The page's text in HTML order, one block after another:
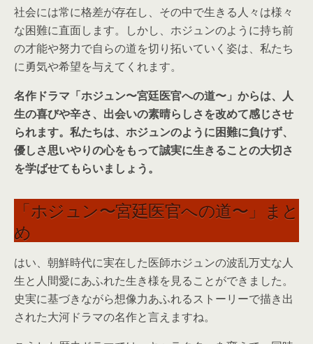
社会には常に格差が存在し、その中で生きる人々は様々
な困難に直面します。しかし、ホジュンのように持ち前
の才能や努力で自らの道を切り拓いていく姿は、私たち
に勇気や希望を与えてくれます。
名作ドラマ「ホジュン〜宮廷医官への道〜」からは、人
生の喜びや辛さ、出会いの素晴らしさを改めて感じさせ
られます。私たちは、ホジュンのように困難に負けず、
優しさ思いやりの心をもって誠実に生きることの大切さ
を学ばせてもらいましょう。
「ホジュン〜宮廷医官への道〜」まと
め
はい、朝鮮時代に実在した医師ホジュンの波乱万丈な人
生と人間愛にあふれた生き様を見ることができました。
史実に基づきながら想像力あふれるストーリーで描き出
された大河ドラマの名作と言えますね。